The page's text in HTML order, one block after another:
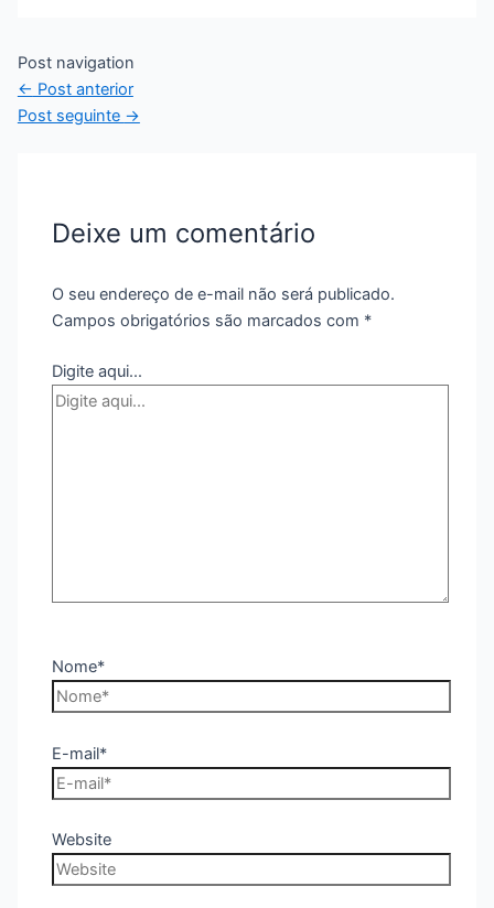
Post navigation
← Post anterior
Post seguinte →
Deixe um comentário
O seu endereço de e-mail não será publicado.
Campos obrigatórios são marcados com *
Digite aqui...
Nome*
E-mail*
Website